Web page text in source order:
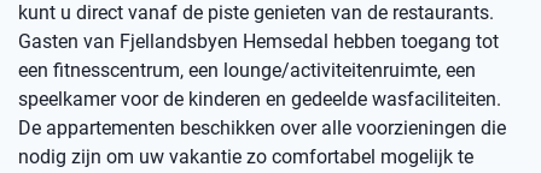
kunt u direct vanaf de piste genieten van de restaurants.
Gasten van Fjellandsbyen Hemsedal hebben toegang tot
een fitnesscentrum, een lounge/activiteitenruimte, een
speelkamer voor de kinderen en gedeelde wasfaciliteiten.
De appartementen beschikken over alle voorzieningen die
nodig zijn om uw vakantie zo comfortabel mogelijk te